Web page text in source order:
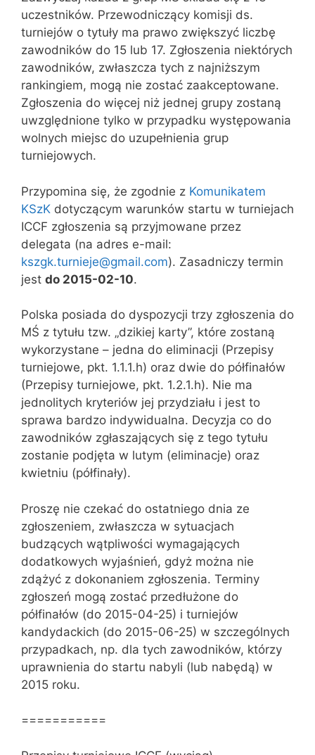
uczestników. Przewodniczący komisji ds.
turniejów o tytuły ma prawo zwiększyć liczbę
zawodników do 15 lub 17. Zgłoszenia niektórych
zawodników, zwłaszcza tych z najniższym
rankingiem, mogą nie zostać zaakceptowane.
Zgłoszenia do więcej niż jednej grupy zostaną
uwzględnione tylko w przypadku występowania
wolnych miejsc do uzupełnienia grup
turniejowych.
Przypomina się, że zgodnie z Komunikatem
KSzK dotyczącym warunków startu w turniejach
ICCF zgłoszenia są przyjmowane przez
delegata (na adres e-mail:
kszgk.turnieje@gmail.com). Zasadniczy termin
jest do 2015-02-10.
Polska posiada do dyspozycji trzy zgłoszenia do
MŚ z tytułu tzw. „dzikiej karty”, które zostaną
wykorzystane – jedna do eliminacji (Przepisy
turniejowe, pkt. 1.1.1.h) oraz dwie do półfinałów
(Przepisy turniejowe, pkt. 1.2.1.h). Nie ma
jednolitych kryteriów jej przydziału i jest to
sprawa bardzo indywidualna. Decyzja co do
zawodników zgłaszających się z tego tytułu
zostanie podjęta w lutym (eliminacje) oraz
kwietniu (półfinały).
Proszę nie czekać do ostatniego dnia ze
zgłoszeniem, zwłaszcza w sytuacjach
budzących wątpliwości wymagających
dodatkowych wyjaśnień, gdyż można nie
zdążyć z dokonaniem zgłoszenia. Terminy
zgłoszeń mogą zostać przedłużone do
półfinałów (do 2015-04-25) i turniejów
kandydackich (do 2015-06-25) w szczególnych
przypadkach, np. dla tych zawodników, którzy
uprawnienia do startu nabyli (lub nabędą) w
2015 roku.
===========